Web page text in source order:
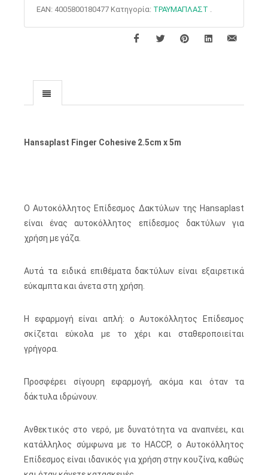
EAN: 4005800180477 Κατηγορία: ΤΡΑΥΜΑΠΛΑΣΤ .
Hansaplast Finger Cohesive 2.5cm x 5m
Ο Αυτοκόλλητος Επίδεσμος Δακτύλων της Hansaplast
είναι ένας αυτοκόλλητος επίδεσμος δακτύλων για
χρήση με γάζα.
Αυτά τα ειδικά επιθέματα δακτύλων είναι εξαιρετικά
εύκαμπτα και άνετα στη χρήση.
Η εφαρμογή είναι απλή: ο Αυτοκόλλητος Επίδεσμος
σκίζεται εύκολα με το χέρι και σταθεροποιείται
γρήγορα.
Προσφέρει σίγουρη εφαρμογή, ακόμα και όταν τα
δάκτυλα ιδρώνουν.
Ανθεκτικός στο νερό, με δυνατότητα να αναπνέει, και
κατάλληλος σύμφωνα με το HACCP, ο Αυτοκόλλητος
Επίδεσμος είναι ιδανικός για χρήση στην κουζίνα, καθώς